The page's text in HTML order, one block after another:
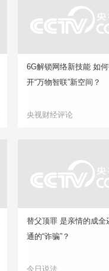
6G解锁网络新技能 如
开“万物智联”新空间？
央视财经评论
替父顶罪 是亲情的成全
通的“诈骗”？
今日说法